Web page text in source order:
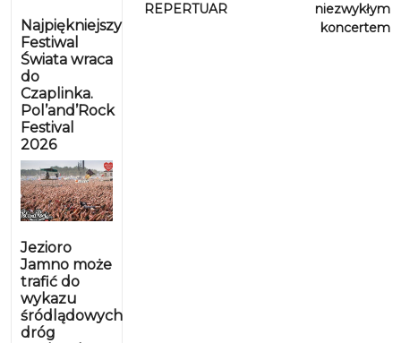
Najpiękniejszy
Festiwal
Świata wraca
do
Czaplinka.
Pol’and’Rock
Festival
2026
Jezioro
Jamno może
trafić do
wykazu
śródlądowych
dróg
REPERTUAR
niezwykłym
koncertem